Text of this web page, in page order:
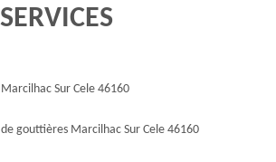
Sur Cele 46160
gouttières Marcilhac Sur Cele 46160